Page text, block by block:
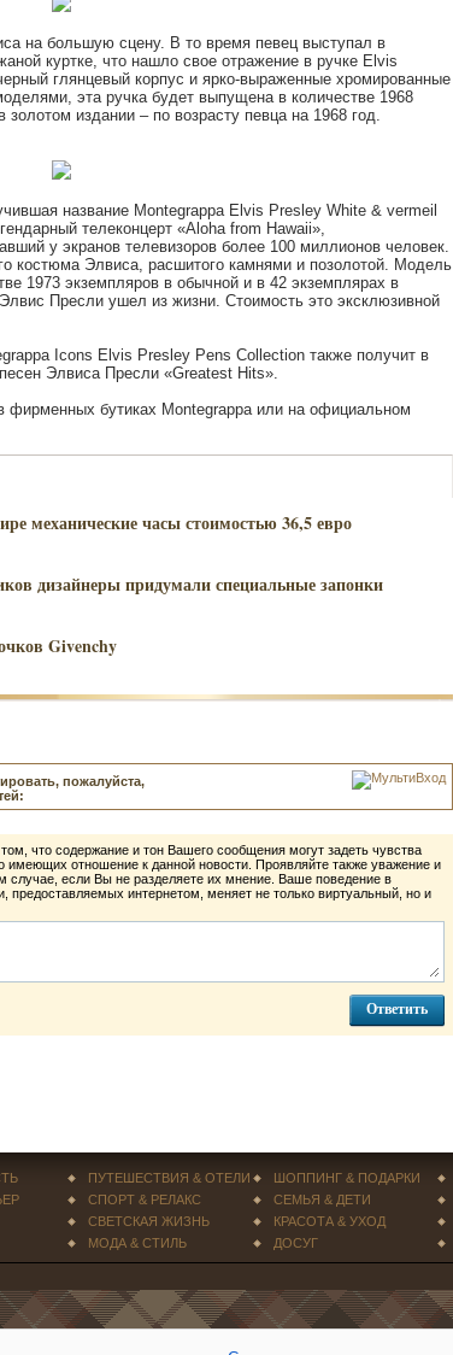
на большую сцену. В то время певец выступал в
куртке, что нашло свое отражение в ручке Elvis
глянцевый корпус и ярко-выраженные хромированные
эта ручка будет выпущена в количестве 1968
издании – по возрасту певца на 1968 год.
название Montegrappa Elvis Presley White & vermeil
телеконцерт «Aloha from Hawaii»,
у экранов телевизоров более 100 миллионов человек.
костюма Элвиса, расшитого камнями и позолотой. Модель
1973 экземпляров в обычной и в 42 экземплярах в
Пресли ушел из жизни. Стоимость это эксклюзивной
Icons Elvis Presley Pens Collection также получит в
Элвиса Пресли «Greatest Hits».
фирменных бутиках Montegrappa или на официальном
механические часы стоимостью 36,5 евро
дизайнеры придумали специальные запонки
Givenchy
пожалуйста,
что содержание и тон Вашего сообщения могут задеть чувства
имеющих отношение к данной новости. Проявляйте также уважение и
случае, если Вы не разделяете их мнение. Ваше поведение в
предоставляемых интернетом, меняет не только виртуальный, но и
ПУТЕШЕСТВИЯ & ОТЕЛИ
СПОРТ & РЕЛАКС
СВЕТСКАЯ ЖИЗНЬ
МОДА & СТИЛЬ
ШОППИНГ & ПОДАРКИ
СЕМЬЯ & ДЕТИ
КРАСОТА & УХОД
ДОСУГ